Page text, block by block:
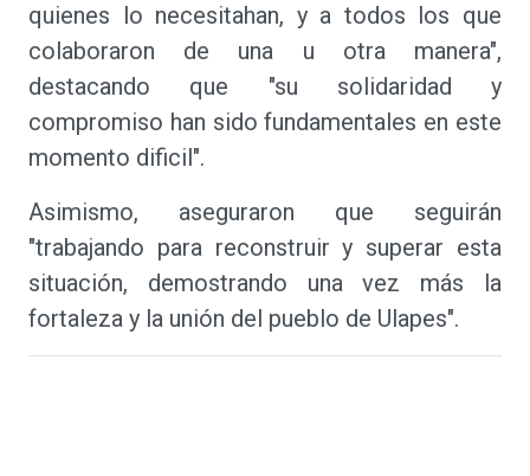
quienes lo necesitahan, y a todos los que
colaboraron de una u otra manera",
destacando que "su solidaridad y
compromiso han sido fundamentales en este
momento dificil".
Asimismo, aseguraron que seguirán
"trabajando para reconstruir y superar esta
situación, demostrando una vez más la
fortaleza y la unión del pueblo de Ulapes".